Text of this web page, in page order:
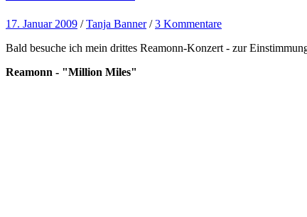
17. Januar 2009 /Tanja Banner /3 Kommentare
Bald besuche ich mein drittes Reamonn-Konzert - zur
Reamonn - "Million Miles"